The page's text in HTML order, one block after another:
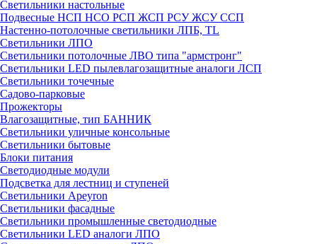
Светильники настольные
Подвесные НСП НСО РСП ЖСП РСУ ЖСУ ССП
Настенно-потолочные светильники ЛПБ, TL
Светильники ЛПО
Светильники потолочные ЛВО типа "армстронг"
Светильники LED пылевлагозащитные аналоги ЛСП
Светильники точечные
Садово-парковые
Прожекторы
Влагозащитные, тип БАННИК
Светильники уличные консольные
Светильники бытовые
Блоки питания
Светодиодные модули
Подсветка для лестниц и ступеней
Светильники Apeyron
Светильники фасадные
Светильники промышленные светодиодные
Светильники LED аналоги ЛПО